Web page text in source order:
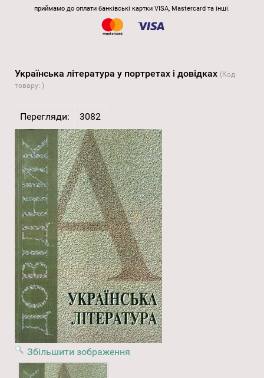
приймамо до оплати банківські картки VISA, Mastercard та інші.
Українська література у портретах і довідках (Код
товару: )
Перегляди: 3082
Збільшити зображення